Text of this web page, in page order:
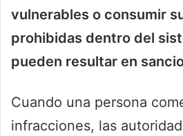
vulnerables o consumir
prohibidas dentro del
pueden resultar en
Cuando una persona
infracciones, las